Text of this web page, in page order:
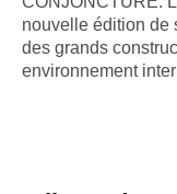
CONJONCTURE.
nouvelle édition de
des grands